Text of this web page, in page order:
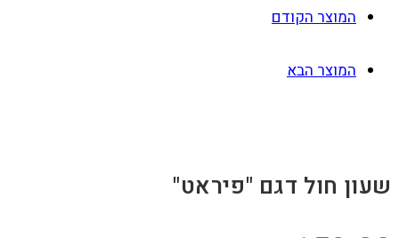
המוצר הקודם
המוצר הבא
שעון חול דגם "פיראט"